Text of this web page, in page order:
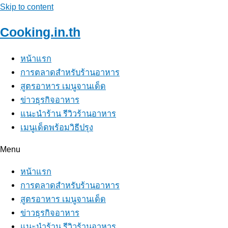
Skip to content
Cooking.in.th
หน้าแรก
การตลาดสำหรับร้านอาหาร
สูตรอาหาร เมนูจานเด็ด
ข่าวธุรกิจอาหาร
แนะนำร้าน รีวิวร้านอาหาร
เมนูเด็ดพร้อมวิธีปรุง
Menu
หน้าแรก
การตลาดสำหรับร้านอาหาร
สูตรอาหาร เมนูจานเด็ด
ข่าวธุรกิจอาหาร